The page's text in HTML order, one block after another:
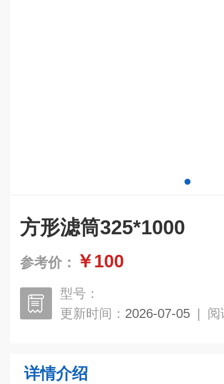
方形滤筒325*1000
参考价： ￥100
型号：
更新时间： 2026-07-05 | 阅
详情介绍